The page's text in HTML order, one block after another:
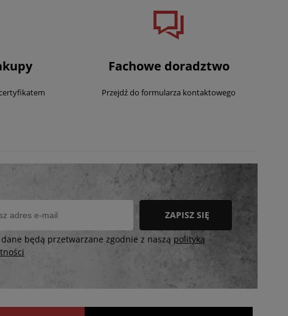
Fachowe doradztwo
Przejdź do formularza kontaktowego
ZAPISZ SIĘ
będą przetwarzane zgodnie z naszą polityką